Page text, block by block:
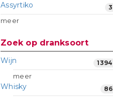
Assyrtiko 3
meer
Zoek op dranksoort
Wijn 1394
meer
Whisky 86